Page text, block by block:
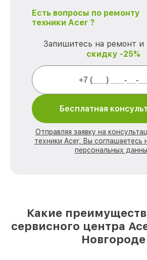
Есть вопросы по ремонту
техники Acer ?
Запишитесь на ремонт и
скидку -25%
Бесплатная
Отправляя заявку на
техники Acer, Вы соглашаетесь
персональных
Какие
сервисного центра
Новгороде